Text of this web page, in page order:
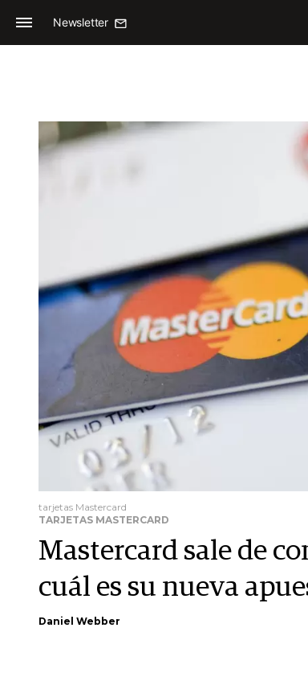
Newsletter
tarjetas Mastercard
TARJETAS MASTERCARD
Mastercard sale de
cuál es su nueva
Daniel Webber